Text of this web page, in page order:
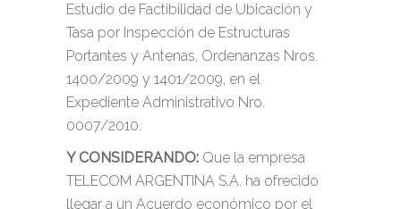
Estudio de Factibilidad de Ubicación y
Tasa por Inspección de Estructuras
Portantes y Antenas, Ordenanzas Nros.
1400/2009 y 1401/2009, en el
Expediente Administrativo Nro.
0007/2010.
Y CONSIDERANDO: Que la empresa
TELECOM ARGENTINA S.A. ha ofrecido
llegar a un Acuerdo económico por el